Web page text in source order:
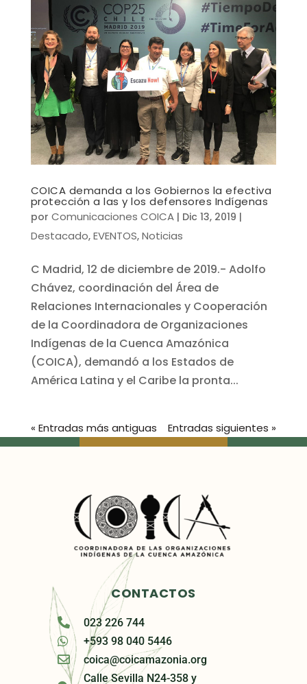
COICA demanda a los Gobiernos la efectiva
protección a las y los defensores Indígenas
por Comunicaciones COICA| Dic 13, 2019 |
Destacado, EVENTOS, Noticias
C Madrid, 12 de diciembre de 2019.- Adolfo
Chávez, coordinación del Área de
Relaciones Internacionales y Cooperación
de la Coordinadora de Organizaciones
Indígenas de la Cuenca Amazónica
(COICA), demandó a los Estados de
América Latina y el Caribe la pronta...
« Entradas más antiguas Entradas siguientes »
CONTACTOS
023 226 744
+593 98 040 5446
coica@coicamazonia.org
Calle Sevilla N24-358 y